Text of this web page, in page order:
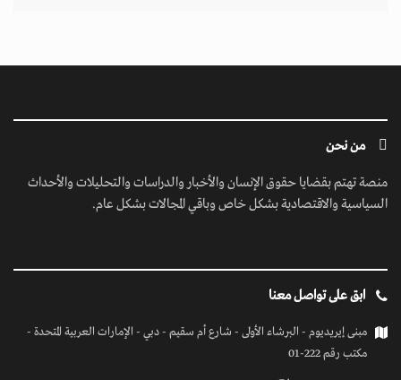
من نحن
منصة تهتم بقضايا حقوق الإنسان والأخبار والدراسات والتحليلات والأحداث
السياسية والاقتصادية بشكل خاص وباقي المجالات بشكل عام.
ابق على تواصل معنا
مبنى إيريديوم - البرشاء الأولى - شارع أم سقيم - دبي - الإمارات العربية المتحدة -
مكتب رقم 222-01